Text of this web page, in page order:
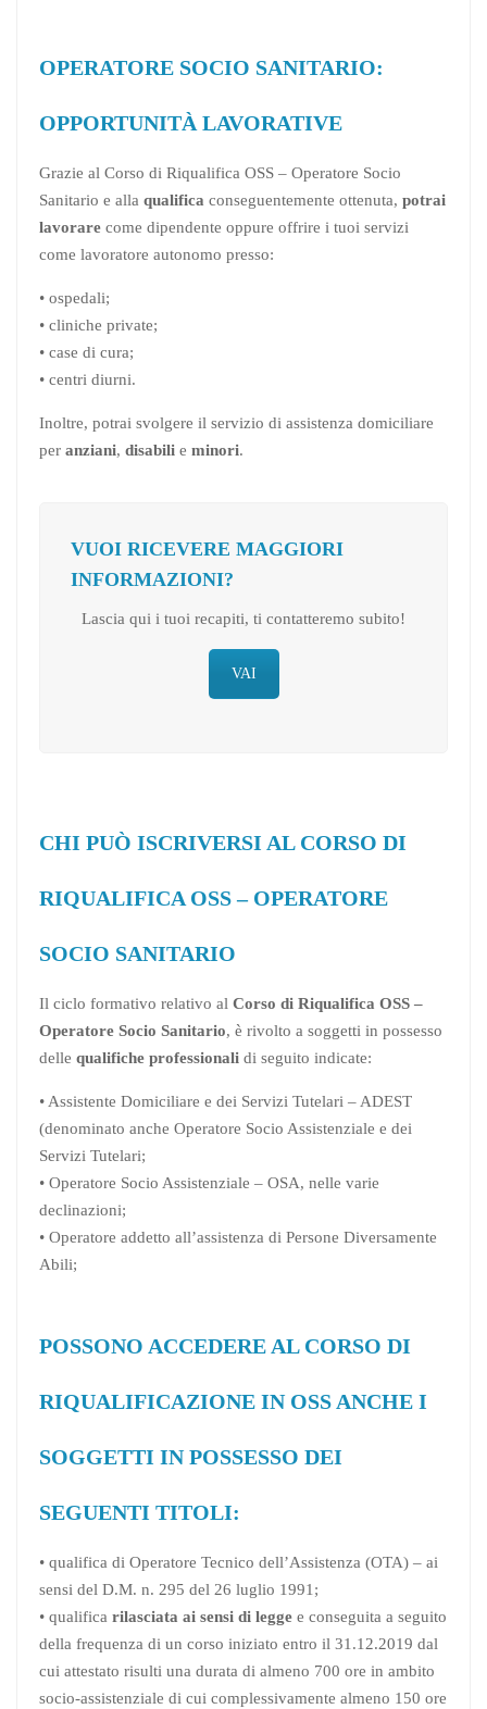
OPERATORE SOCIO SANITARIO:
OPPORTUNITÀ LAVORATIVE
Grazie al Corso di Riqualifica OSS – Operatore Socio
Sanitario e alla qualifica conseguentemente ottenuta, potrai
lavorare come dipendente oppure offrire i tuoi servizi
come lavoratore autonomo presso:
• ospedali;
• cliniche private;
• case di cura;
• centri diurni.
Inoltre, potrai svolgere il servizio di assistenza domiciliare
per anziani, disabili e minori.
VUOI RICEVERE MAGGIORI
INFORMAZIONI?
Lascia qui i tuoi recapiti, ti contatteremo subito!
VAI
CHI PUÒ ISCRIVERSI AL CORSO DI
RIQUALIFICA OSS – OPERATORE
SOCIO SANITARIO
Il ciclo formativo relativo al Corso di Riqualifica OSS –
Operatore Socio Sanitario, è rivolto a soggetti in possesso
delle qualifiche professionali di seguito indicate:
• Assistente Domiciliare e dei Servizi Tutelari – ADEST
(denominato anche Operatore Socio Assistenziale e dei
Servizi Tutelari;
• Operatore Socio Assistenziale – OSA, nelle varie
declinazioni;
• Operatore addetto all’assistenza di Persone Diversamente
Abili;
POSSONO ACCEDERE AL CORSO DI
RIQUALIFICAZIONE IN OSS ANCHE I
SOGGETTI IN POSSESSO DEI
SEGUENTI TITOLI:
• qualifica di Operatore Tecnico dell’Assistenza (OTA) – ai
sensi del D.M. n. 295 del 26 luglio 1991;
• qualifica rilasciata ai sensi di legge e conseguita a seguito
della frequenza di un corso iniziato entro il 31.12.2019 dal
cui attestato risulti una durata di almeno 700 ore in ambito
socio-assistenziale di cui complessivamente almeno 150 ore